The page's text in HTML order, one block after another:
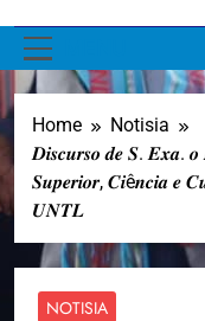
Home
Notisia
𝑫𝒊𝒔𝒄𝒖𝒓𝒔𝒐 𝒅𝒆 𝑺. 𝑬𝒙𝒂. 𝒐
𝑺𝒖𝒑𝒆𝒓𝒊𝒐𝒓, 𝑪𝒊ê𝒏𝒄𝒊𝒂 𝒆
𝑼𝑵𝑻𝑳
NOTISIA